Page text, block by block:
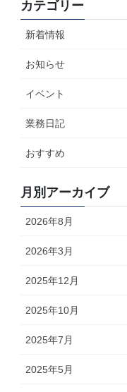
カテゴリー
新着情報
お知らせ
イベント
業務日記
おすすめ
月別アーカイブ
2026年8月
2026年3月
2025年12月
2025年10月
2025年7月
2025年5月